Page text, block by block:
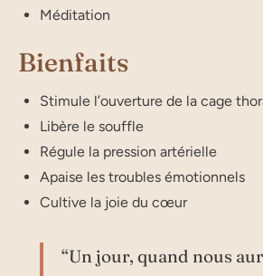
Méditation
Bienfaits
Stimule l’ouverture de la cage
Libère le souffle
Régule la pression artérielle
Apaise les troubles émotionnels
Cultive la joie du cœur
“Un jour, quand nous